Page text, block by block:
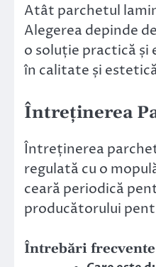
Atât parchetul
Alegerea depinde
o soluție practică
în calitate și
Întreținerea
Întreținerea
regulată cu o
ceară periodică
producătorului
Întrebări frecvente